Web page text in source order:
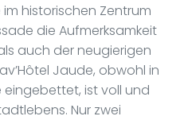
historischen Zentrum
die Aufmerksamkeit
auch der neugierigen
Jaude, obwohl in
ist voll und
Nur zwei